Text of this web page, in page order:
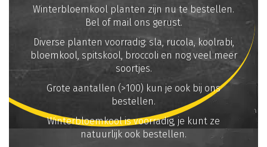
Winterbloemkool planten zijn nu te bestellen.
Bel of mail ons gerust.
Diverse planten voorradig: sla, rucola, koolrabi,
bloemkool, spitskool, broccoli en nog veel meer
soortjes.
Grote aantallen (>100) kun je ook bij ons
bestellen.
Winterbloemkool is voorradig, je kunt ze
natuurlijk ook bestellen.